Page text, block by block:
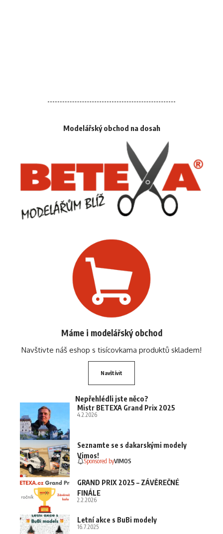
Modelářský obchod na dosah
Máme i modelářský obchod
Navštivte náš eshop s tisícovkama produktů skladem!
Navštívit
Nepřehlédli jste něco?
Mistr BETEXA Grand Prix 2025
4.2.2026
Seznamte se s dakarskými modely
Vimos!
Sponsored byVIMOS
GRAND PRIX 2025 – ZÁVĚREČNÉ
FINÁLE
2.2.2026
Letní akce s BuBi modely
16.7.2025